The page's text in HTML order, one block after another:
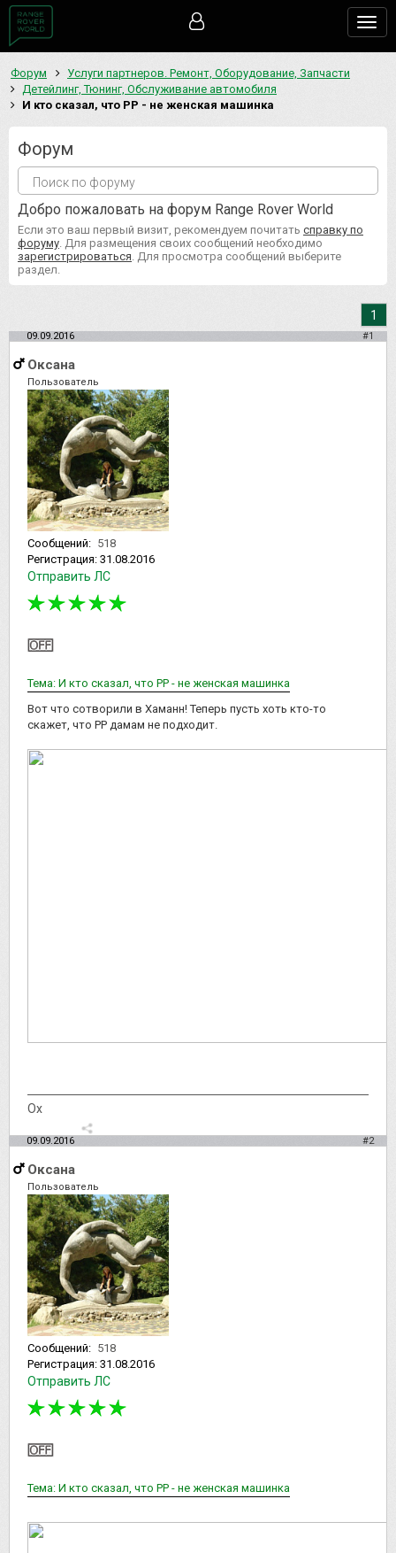
Форум
Услуги партнеров. Ремонт, Оборудование, Запчасти
Детейлинг, Тюнинг, Обслуживание автомобиля
И кто сказал, что РР - не женская машинка
Форум
Добро пожаловать на форум Range Rover World
Если это ваш первый визит, рекомендуем почитать справку по
форуму . Для размещения своих сообщений необходимо
зарегистрироваться . Для просмотра сообщений выберите
раздел.
1
09.09.2016 #1
Оксана
Пользователь
Сообщений: 518
Регистрация: 31.08.2016
Отправить ЛС
Тема: И кто сказал, что РР - не женская машинка
Вот что сотворили в Хаманн! Теперь пусть хоть кто-то
скажет, что РР дамам не подходит.
Ох
09.09.2016 #2
Оксана
Пользователь
Сообщений: 518
Регистрация: 31.08.2016
Отправить ЛС
Тема: И кто сказал, что РР - не женская машинка